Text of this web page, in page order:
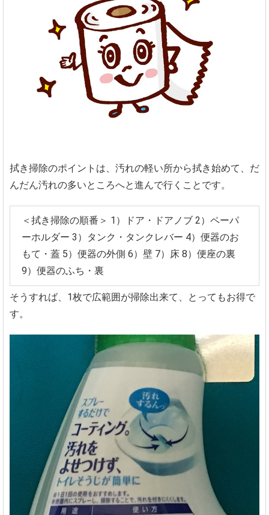
拭き掃除のポイントは、汚れの軽い所から拭き始めて、だ
んだん汚れの多いところへと進んで行くことです。
＜拭き掃除の順番＞ 1）ドア・ドアノブ 2）ペーパ
ーホルダー 3）タンク・タンクレバー 4）便器のお
もて・蓋 5）便器の外側 6）壁 7）床 8）便座の裏
9）便器のふち・裏
そうすれば、1枚で広範囲が掃除出来て、とってもお得で
す。